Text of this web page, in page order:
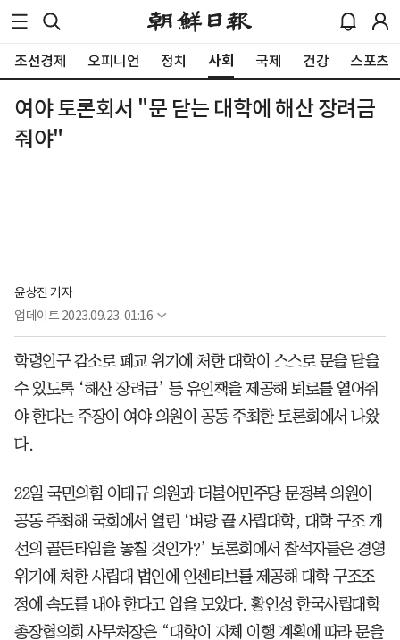
조선경제 오피니언 정치 사회 국제 건강 스포츠
여야 토론회서 "문 닫는 대학에 해산 장려금
줘야"
윤상진 기자
업데이트 2023.09.23. 01:16
학령인구 감소로 폐교 위기에 처한 대학이 스스로 문을 닫을
수 있도록 ‘해산 장려금’ 등 유인책을 제공해 퇴로를 열어줘
야 한다는 주장이 여야 의원이 공동 주최한 토론회에서 나왔
다.
22일 국민의힘 이태규 의원과 더불어민주당 문정복 의원이
공동 주최해 국회에서 열린 ‘벼랑 끝 사립대학, 대학 구조 개
선의 골든타임을 놓칠 것인가?’ 토론회에서 참석자들은 경영
위기에 처한 사립대 법인에 인센티브를 제공해 대학 구조조
정에 속도를 내야 한다고 입을 모았다. 황인성 한국사립대학
총장협의회 사무처장은 “대학이 자체 이행 계획에 따라 문을